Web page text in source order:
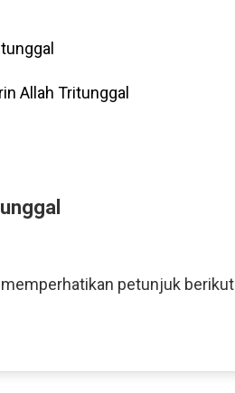
Allah Tritunggal
petunjuk berikut